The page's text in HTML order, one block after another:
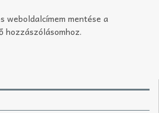
weboldalcímem mentése a
hozzászólásomhoz.